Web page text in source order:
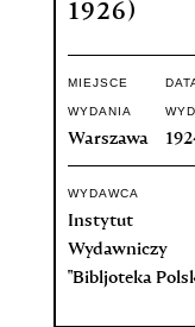
1926)
MIEJSCE
WYDANIA
Warszawa
WYDAWCA
Instytut
Wydawniczy
"Bibljoteka